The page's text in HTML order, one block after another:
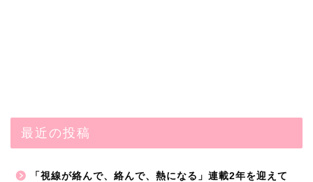
最近の投稿
「視線が絡んで、絡んで、熱になる」連載2年を迎えて